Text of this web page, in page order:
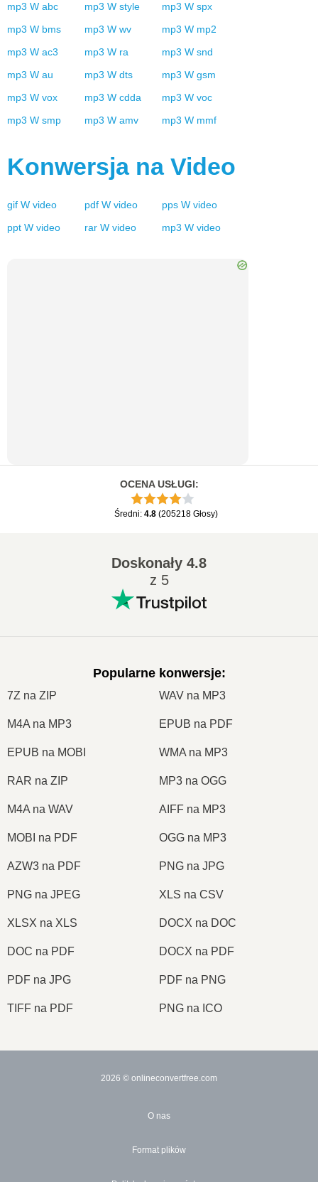
mp3 W abc mp3 W style mp3 W spx
mp3 W bms mp3 W wv mp3 W mp2
mp3 W ac3 mp3 W ra mp3 W snd
mp3 W au mp3 W dts mp3 W gsm
mp3 W vox mp3 W cdda mp3 W voc
mp3 W smp mp3 W amv mp3 W mmf
Konwersja na Video
gif W video pdf W video pps W video
ppt W video rar W video mp3 W video
OCENA USŁUGI:
Średni: 4.8 (205218 Głosy)
Doskonały 4.8
z 5
Popularne konwersje:
7Z na ZIP WAV na MP3
M4A na MP3 EPUB na PDF
EPUB na MOBI WMA na MP3
RAR na ZIP MP3 na OGG
M4A na WAV AIFF na MP3
MOBI na PDF OGG na MP3
AZW3 na PDF PNG na JPG
PNG na JPEG XLS na CSV
XLSX na XLS DOCX na DOC
DOC na PDF DOCX na PDF
PDF na JPG PDF na PNG
TIFF na PDF PNG na ICO
2026 © onlineconvertfree.com
O nas
Format plików